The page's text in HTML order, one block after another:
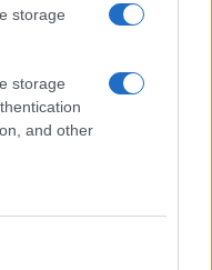
storage
storage
and other